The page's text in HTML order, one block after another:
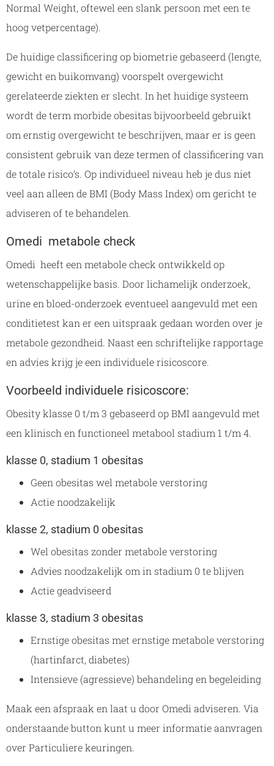
Normal Weight, oftewel een slank persoon met een te
hoog vetpercentage).
De huidige classificering op biometrie gebaseerd (lengte,
gewicht en buikomvang) voorspelt overgewicht
gerelateerde ziekten er slecht. In het huidige systeem
wordt de term morbide obesitas bijvoorbeeld gebruikt
om ernstig overgewicht te beschrijven, maar er is geen
consistent gebruik van deze termen of classificering van
de totale risico’s. Op individueel niveau heb je dus niet
veel aan alleen de BMI (Body Mass Index) om gericht te
adviseren of te behandelen.
Omedi metabole check
Omedi heeft een metabole check ontwikkeld op
wetenschappelijke basis. Door lichamelijk onderzoek,
urine en bloed-onderzoek eventueel aangevuld met een
conditietest kan er een uitspraak gedaan worden over je
metabole gezondheid. Naast een schriftelijke rapportage
en advies krijg je een individuele risicoscore.
Voorbeeld individuele risicoscore:
Obesity klasse 0 t/m 3 gebaseerd op BMI aangevuld met
een klinisch en functioneel metabool stadium 1 t/m 4.
klasse 0, stadium 1 obesitas
Geen obesitas wel metabole verstoring
Actie noodzakelijk
klasse 2, stadium 0 obesitas
Wel obesitas zonder metabole verstoring
Advies noodzakelijk om in stadium 0 te blijven
Actie geadviseerd
klasse 3, stadium 3 obesitas
Ernstige obesitas met ernstige metabole verstoring
(hartinfarct, diabetes)
Intensieve (agressieve) behandeling en begeleiding
Maak een afspraak en laat u door Omedi adviseren. Via
onderstaande button kunt u meer informatie aanvragen
over Particuliere keuringen.